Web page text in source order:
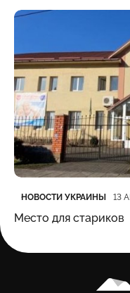
Категория
НОВОСТИ УКРАИНЫ
Дата публикации 13
Место для стариков